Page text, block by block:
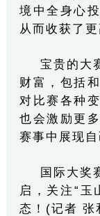
境中全身心
从而收获了
宝贵的大
财富，包括
对比赛各种
也会激励更
赛事中展现
国际大奖
启，关注“玉
态！(记者 张